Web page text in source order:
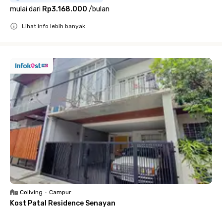
mulai dari Rp3.168.000 /bulan
Lihat info lebih banyak
Coliving • Campur
Kost Patal Residence Senayan